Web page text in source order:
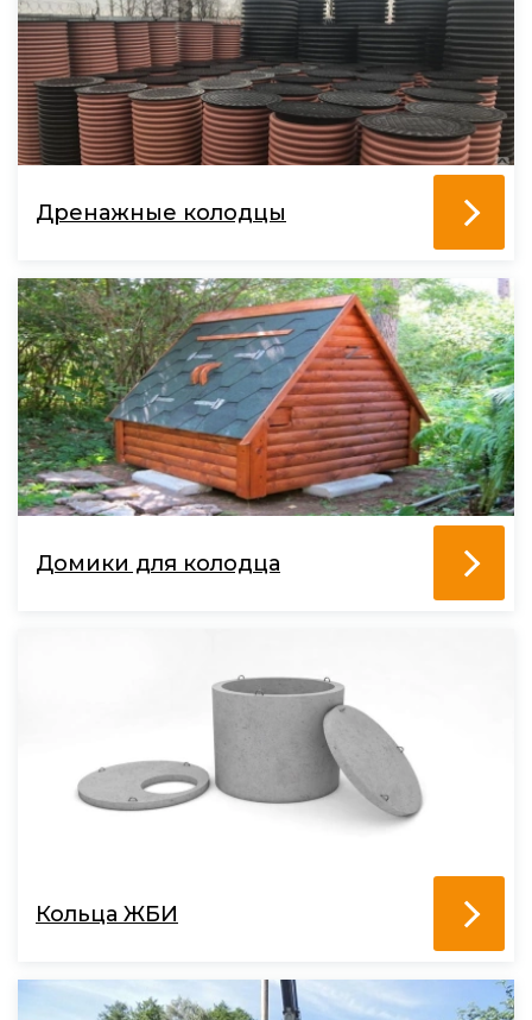
Дренажные колодцы
Домики для колодца
Кольца ЖБИ